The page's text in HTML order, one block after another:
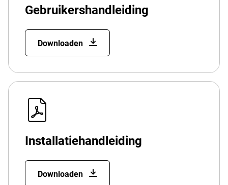
Gebruikershandleiding
Downloaden
Installatiehandleiding
Downloaden